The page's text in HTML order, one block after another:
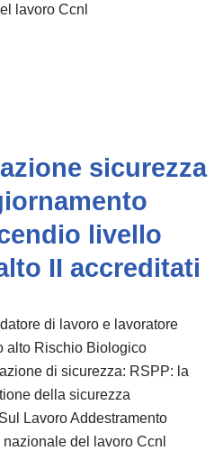
lavoro Ccnl
sicurezza
livello
II accreditati
di lavoro e lavoratore
alto Rischio Biologico
di sicurezza: RSPP: la
della sicurezza
Lavoro Addestramento
del lavoro Ccnl